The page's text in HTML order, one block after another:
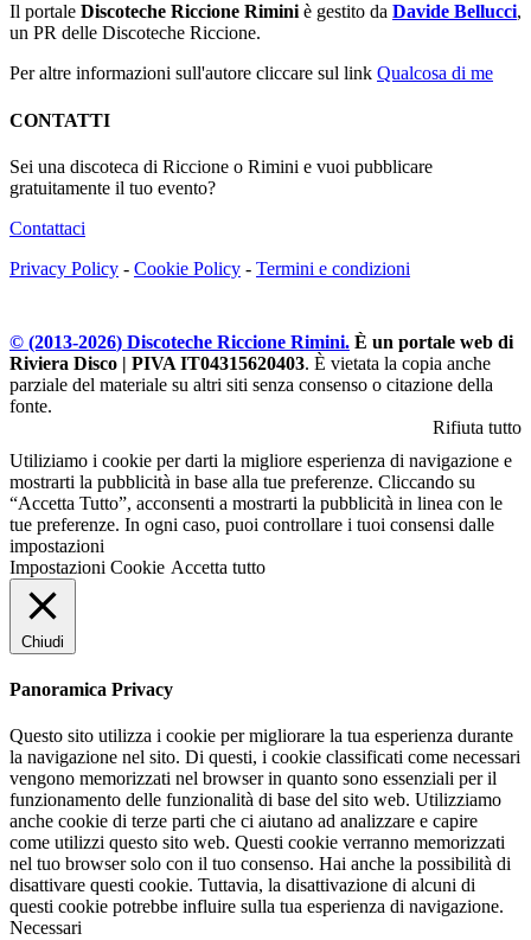
Il portale Discoteche Riccione Riminiè gestito da Davide Bellucci,
un PR delle Discoteche Riccione.
Per altre informazioni sull'autore cliccare sul link Qualcosa di me
CONTATTI
Sei una discoteca di Riccione o Rimini e vuoi pubblicare
gratuitamente il tuo evento?
Contattaci
Privacy Policy - Cookie Policy - Termini e condizioni
© (2013-2026) Discoteche Riccione Rimini. È un portale web di
Riviera Disco | PIVA IT04315620403. È vietata la copia anche
parziale del materiale su altri siti senza consenso o citazione della
fonte.
Rifiuta tutto
Utiliziamo i cookie per darti la migliore esperienza di navigazione e
mostrarti la pubblicità in base alla tue preferenze. Cliccando su
“Accetta Tutto”, acconsenti a mostrarti la pubblicità in linea con le
tue preferenze. In ogni caso, puoi controllare i tuoi consensi dalle
impostazioni
Impostazioni Cookie Accetta tutto
Chiudi
Panoramica Privacy
Questo sito utilizza i cookie per migliorare la tua esperienza durante
la navigazione nel sito. Di questi, i cookie classificati come necessari
vengono memorizzati nel browser in quanto sono essenziali per il
funzionamento delle funzionalità di base del sito web. Utilizziamo
anche cookie di terze parti che ci aiutano ad analizzare e capire
come utilizzi questo sito web. Questi cookie verranno memorizzati
nel tuo browser solo con il tuo consenso. Hai anche la possibilità di
disattivare questi cookie. Tuttavia, la disattivazione di alcuni di
questi cookie potrebbe influire sulla tua esperienza di navigazione.
Necessari